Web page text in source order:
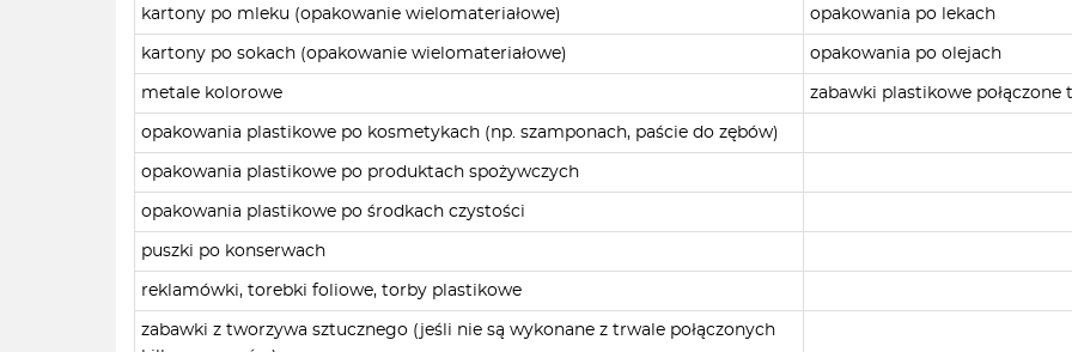
kartony po mleku (opakowanie wielomateriałowe) opakowania po lekach
kartony po sokach (opakowanie wielomateriałowe) opakowania po olejach
metale kolorowe zabawki plastikowe
opakowania plastikowe po kosmetykach (np. szamponach, paście do zębów)
opakowania plastikowe po produktach spożywczych
opakowania plastikowe po środkach czystości
puszki po konserwach
reklamówki, torebki foliowe, torby plastikowe
zabawki z tworzywa sztucznego (jeśli nie są wykonane z trwale połączonych